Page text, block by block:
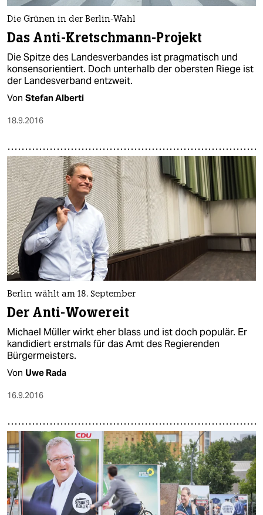
Die Grünen in der Berlin-Wahl
Das Anti-Kretschmann-Projekt
Die Spitze des Landesverbandes ist pragmatisch und
konsensorientiert. Doch unterhalb der obersten Riege ist
der Landesverband entzweit.
Von Stefan Alberti
18.9.2016
Berlin wählt am 18. September
Der Anti-Wowereit
Michael Müller wirkt eher blass und ist doch populär. Er
kandidiert erstmals für das Amt des Regierenden
Bürgermeisters.
Von Uwe Rada
16.9.2016